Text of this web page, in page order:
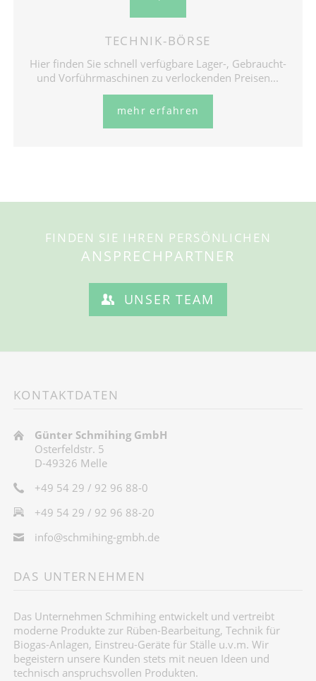
TECHNIK-BÖRSE
Hier finden Sie schnell verfügbare Lager-, Gebraucht-
und Vorführmaschinen zu verlockenden Preisen...
mehr erfahren
FINDEN SIE IHREN PERSÖNLICHEN
ANSPRECHPARTNER
UNSER TEAM
KONTAKTDATEN
Günter Schmihing GmbH
Osterfeldstr. 5
D-49326 Melle
+49 54 29 / 92 96 88-0
+49 54 29 / 92 96 88-20
info@schmihing-gmbh.de
DAS UNTERNEHMEN
Das Unternehmen Schmihing entwickelt und vertreibt
moderne Produkte zur Rüben-Bearbeitung, Technik für
Biogas-Anlagen, Einstreu-Geräte für Ställe u.v.m. Wir
begeistern unsere Kunden stets mit neuen Ideen und
technisch anspruchsvollen Produkten.